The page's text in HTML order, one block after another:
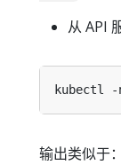
从 API
kubectl
输出类似于：